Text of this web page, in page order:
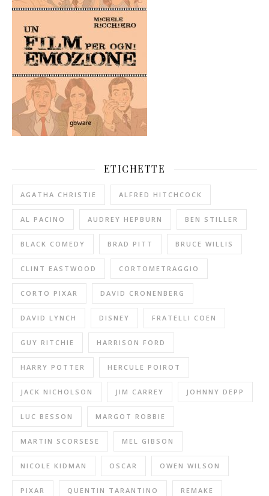
ETICHETTE
AGATHA CHRISTIE ALFRED HITCHCOCK
AL PACINO AUDREY HEPBURN BEN STILLER
BLACK COMEDY BRAD PITT BRUCE WILLIS
CLINT EASTWOOD CORTOMETRAGGIO
CORTO PIXAR DAVID CRONENBERG
DAVID LYNCH DISNEY FRATELLI COEN
GUY RITCHIE HARRISON FORD
HARRY POTTER HERCULE POIROT
JACK NICHOLSON JIM CARREY JOHNNY DEPP
LUC BESSON MARGOT ROBBIE
MARTIN SCORSESE MEL GIBSON
NICOLE KIDMAN OSCAR OWEN WILSON
PIXAR QUENTIN TARANTINO REMAKE